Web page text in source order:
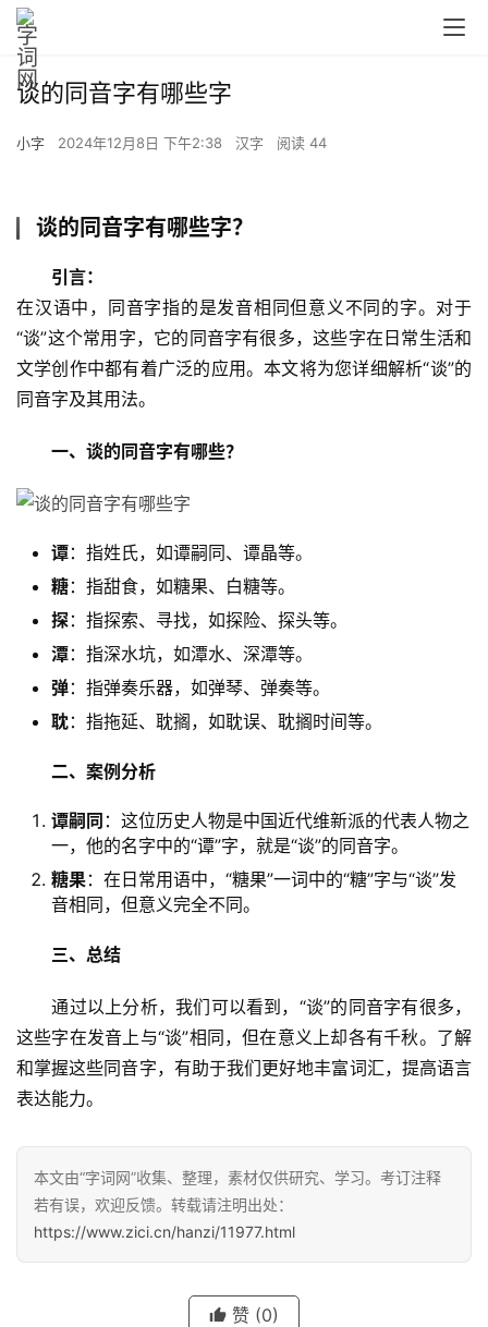
谈的同音字有哪些字
小字 2024年12月8日 下午2:38 汉字 阅读 44
谈的同音字有哪些字？
引言：
在汉语中，同音字指的是发音相同但意义不同的字。对于
“谈”这个常用字，它的同音字有很多，这些字在日常生活和
文学创作中都有着广泛的应用。本文将为您详细解析“谈”的
同音字及其用法。
一、谈的同音字有哪些？
谭：指姓氏，如谭嗣同、谭晶等。
糖：指甜食，如糖果、白糖等。
探：指探索、寻找，如探险、探头等。
潭：指深水坑，如潭水、深潭等。
弹：指弹奏乐器，如弹琴、弹奏等。
耽：指拖延、耽搁，如耽误、耽搁时间等。
二、案例分析
谭嗣同 ：这位历史人物是中国近代维新派的代表人物之
一，他的名字中的“谭”字，就是“谈”的同音字。
糖果：在日常用语中，“糖果”一词中的“糖”字与“谈”发
音相同，但意义完全不同。
三、总结
通过以上分析，我们可以看到，“谈”的同音字有很多，
这些字在发音上与“谈”相同，但在意义上却各有千秋。了解
和掌握这些同音字，有助于我们更好地丰富词汇，提高语言
表达能力。
本文由“字词网”收集、整理，素材仅供研究、学习。考订注释
若有误，欢迎反馈。转载请注明出处：
https://www.zici.cn/hanzi/11977.html
赞 (0)